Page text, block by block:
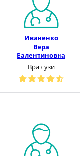
Иваненко
Вера
Валентиновна
Врач узи